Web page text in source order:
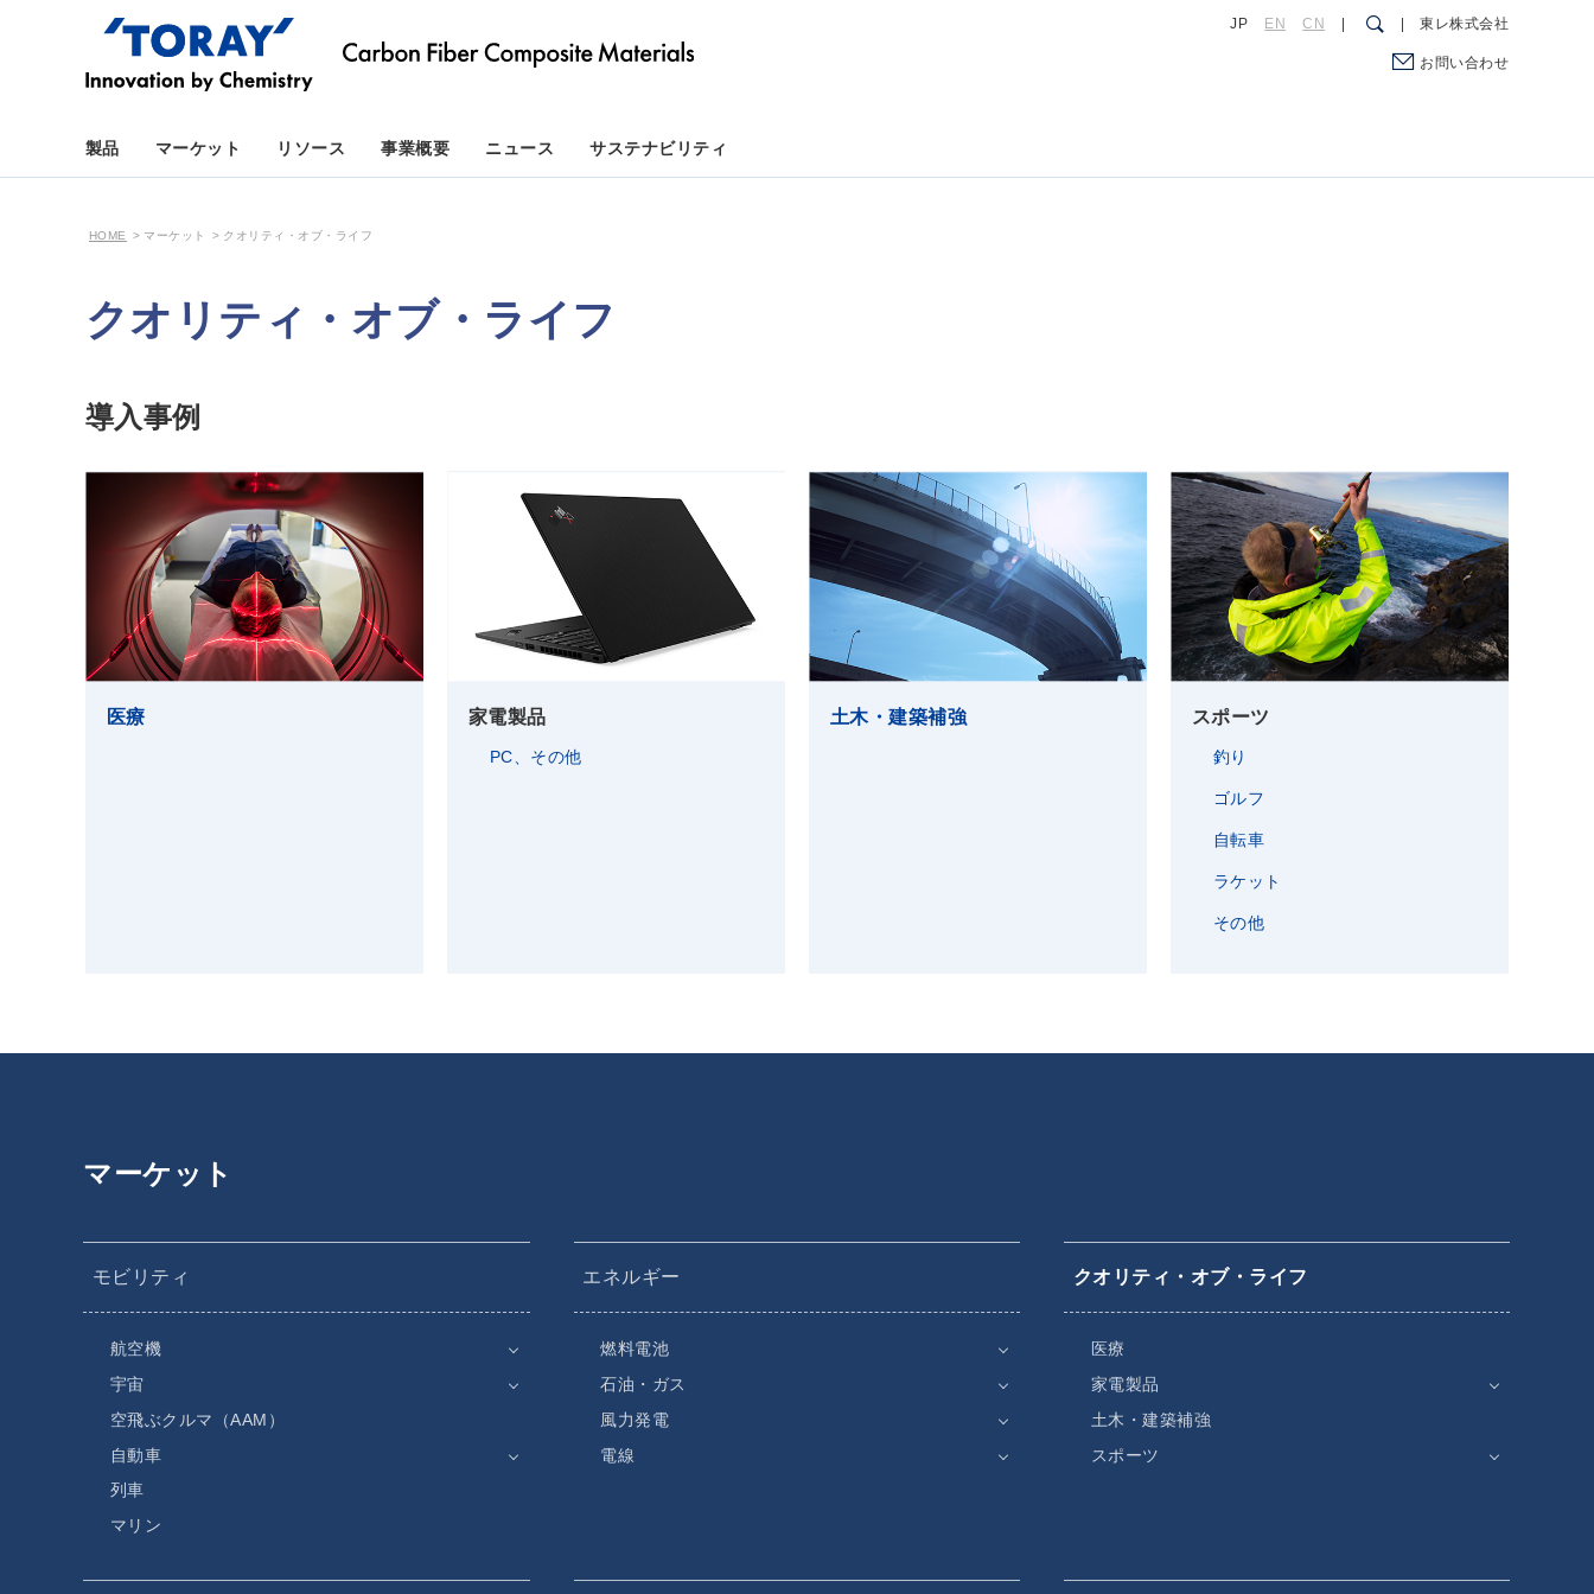
お問い合わせ
JP EN CN 東レ株式会社
製品 マーケット リソース 事業概要 ニュース サステナビリティ
HOME マーケット クオリティ・オブ・ライフ
クオリティ・オブ・ライフ
導入事例
医療 家電製品
PC、その他
土木・建築補強 スポーツ
釣り
ゴルフ
自転車
ラケット
その他
マーケット
モビリティ
航空機
宇宙
空飛ぶクルマ（AAM）
自動車
列車
マリン
エネルギー
燃料電池
石油・ガス
風力発電
電線
クオリティ・オブ・ライフ
医療
家電製品
土木・建築補強
スポーツ